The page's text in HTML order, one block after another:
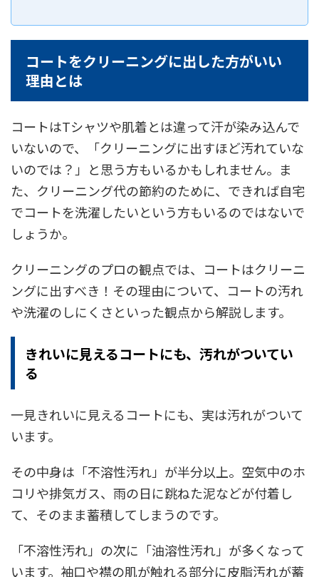
コートをクリーニングに出した方がいい
理由とは
コートはTシャツや肌着とは違って汗が染み込んで
いないので、「クリーニングに出すほど汚れていな
いのでは？」と思う方もいるかもしれません。ま
た、クリーニング代の節約のために、できれば自宅
でコートを洗濯したいという方もいるのではないで
しょうか。
クリーニングのプロの観点では、コートはクリーニ
ングに出すべき！その理由について、コートの汚れ
や洗濯のしにくさといった観点から解説します。
きれいに見えるコートにも、汚れがついてい
る
一見きれいに見えるコートにも、実は汚れがついて
います。
その中身は「不溶性汚れ」が半分以上。空気中のホ
コリや排気ガス、雨の日に跳ねた泥などが付着し
て、そのまま蓄積してしまうのです。
「不溶性汚れ」の次に「油溶性汚れ」が多くなって
います。袖口や襟の肌が触れる部分に皮脂汚れが蓄